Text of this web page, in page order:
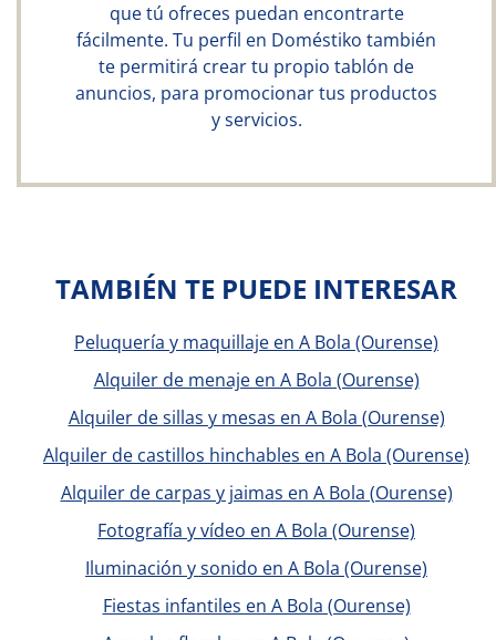
que tú ofreces puedan encontrarte
fácilmente. Tu perfil en Doméstiko también
te permitirá crear tu propio tablón de
anuncios, para promocionar tus productos
y servicios.
TAMBIÉN TE PUEDE INTERESAR
Peluquería y maquillaje en A Bola (Ourense)
Alquiler de menaje en A Bola (Ourense)
Alquiler de sillas y mesas en A Bola (Ourense)
Alquiler de castillos hinchables en A Bola (Ourense)
Alquiler de carpas y jaimas en A Bola (Ourense)
Fotografía y vídeo en A Bola (Ourense)
Iluminación y sonido en A Bola (Ourense)
Fiestas infantiles en A Bola (Ourense)